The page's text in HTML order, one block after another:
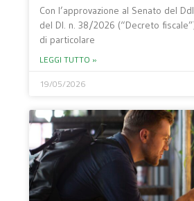
Con l’approvazione al Senato del
del Dl. n. 38/2026 (“Decreto
di particolare
LEGGI TUTTO »
19/05/2026